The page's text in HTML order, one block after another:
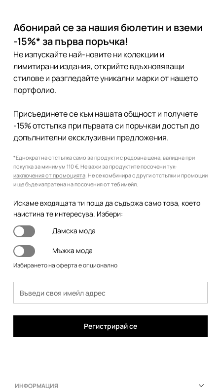
Абонирай се за нашия бюлетин и вземи
-15%* за първа поръчка!
Не изпускайте най-новите ни колекции и
лимитирани издания, открийте вдъхновяващи
стилове и разгледайте уникални марки от нашето
портфолио.
Присъединете се към нашата общност и получете
-15% отстъпка при първата си поръчкаи достъп до
допълнителни ексклузивни предложения.
*Еднократна отстъпка само за продукти с редовна цена, валидна при
покупка за минимум 110 €. Не важи за продуктите посочени тук:
изключения от промоцията. Не се комбинира с други отстъпки и промоции
и ще бъде изпратена на посочения от теб имейл.
Искаме входящата ти поща да съдържа само това, което
наистина те интересува. Избери:
Дамска мода
Мъжка мода
Избирането на оферта е опционално
Регистрирай се
ИНФОРМАЦИЯ